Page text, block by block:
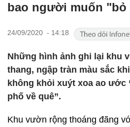
bao người muốn "bỏ
24/09/2020 - 14:18
Những hình ảnh ghi lại khu
thang, ngập tràn màu sắc
không khỏi xuýt xoa ao
phố về quê”.
Khu vườn rộng thoáng đãng